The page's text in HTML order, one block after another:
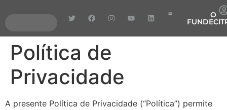
O
Política de
Privacidade
A presente Política de Privacidade (“Política”) permite